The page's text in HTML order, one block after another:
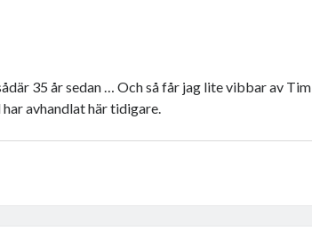
35 år sedan … Och så får jag lite vibbar av Tim
har avhandlat här tidigare.